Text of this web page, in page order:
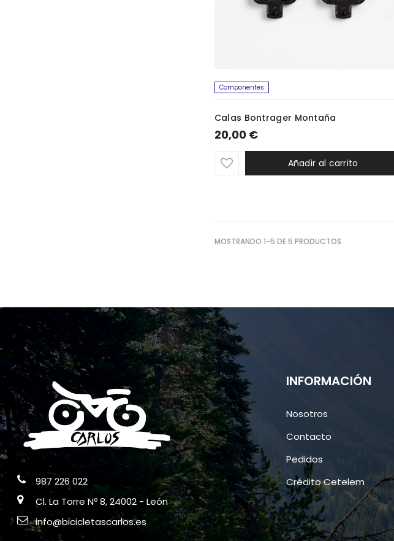
Componentes
Calas Bontrager Montaña
20,00 €
Añadir al carrito
MOSTRANDO 1-5 DE 5 PRODUCTOS
987 226 022
Cl. La Torre Nº 8, 24002 - León
info@bicicletascarlos.es
INFORMACIÓN
Nosotros
Contacto
Pedidos
Crédito Cetelem